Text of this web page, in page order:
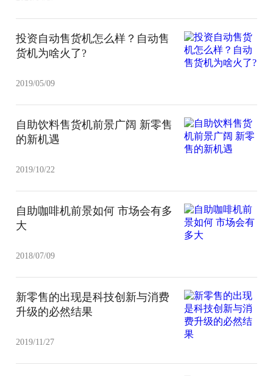
投资自动售货机怎么样？自动售
货机为啥火了?
2019/05/09
自助饮料售货机前景广阔 新零售
的新机遇
2019/10/22
自助咖啡机前景如何 市场会有多
大
2018/07/09
新零售的出现是科技创新与消费
升级的必然结果
2019/11/27